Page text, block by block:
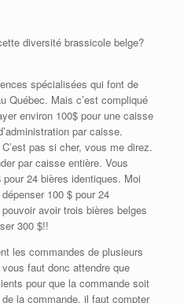
diversité brassicole belge?
spécialisées qui font de
Québec. Mais c’est compliqué
environ 100$ pour une caisse
par caisse.
pas si cher, vous me direz.
par caisse entière. Vous
24 bières identiques. Moi
100 $ pour 24
avoir trois bières belges
300 $!!
les commandes de plusieurs
faut donc attendre que
pour que la commande soit
la commande, il faut compter